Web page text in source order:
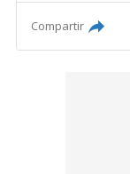
Compartir